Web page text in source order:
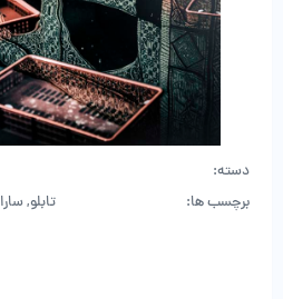
دسته:
برچسب ها:
تابلو,سارا